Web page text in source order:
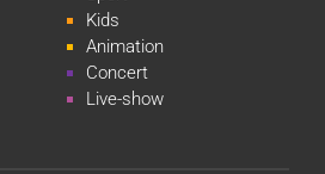
Kids
Animation
Concert
Live-show